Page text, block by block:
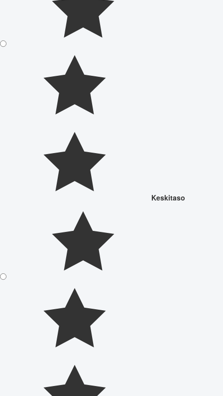
Keskitaso